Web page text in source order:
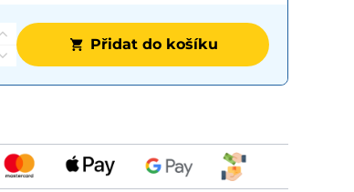
Přidat do košíku